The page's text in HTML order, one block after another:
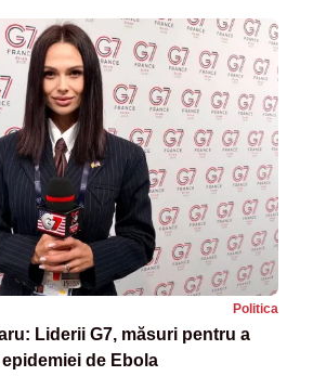
Politica
Liderii G7, măsuri pentru a
de Ebola